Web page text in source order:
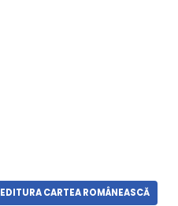
EDITURA CARTEA ROMÂNEASCĂ